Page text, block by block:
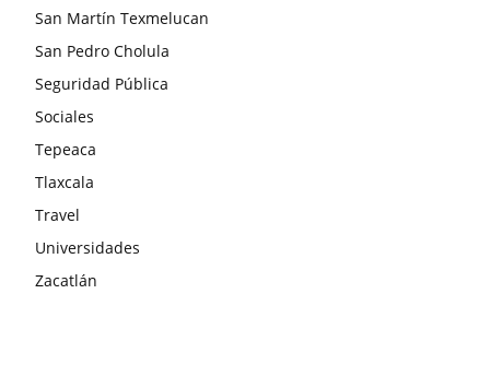
San Martín Texmelucan
San Pedro Cholula
Seguridad Pública
Sociales
Tepeaca
Tlaxcala
Travel
Universidades
Zacatlán